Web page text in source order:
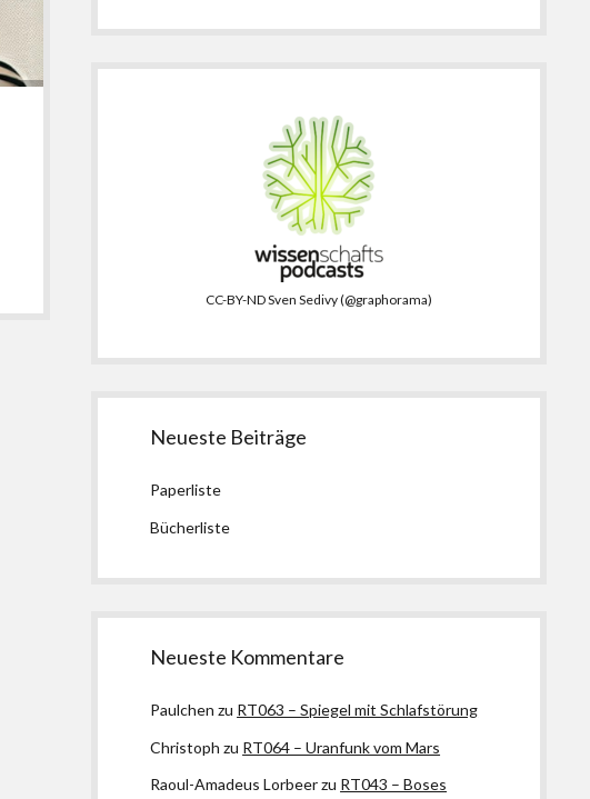
CC-BY-ND Sven Sedivy (@graphorama)
Neueste Beiträge
Paperliste
Bücherliste
Neueste Kommentare
Paulchen zu RT063 – Spiegel mit Schlafstörung
Christoph zu RT064 – Uranfunk vom Mars
Raoul-Amadeus Lorbeerzu RT043 – Boses